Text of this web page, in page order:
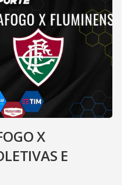
X
E